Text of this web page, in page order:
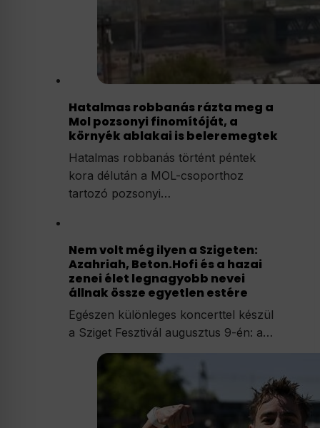
Hatalmas robbanás rázta meg a
Mol pozsonyi finomítóját, a
környék ablakai is beleremegtek
Hatalmas robbanás történt péntek
kora délután a MOL-csoporthoz
tartozó pozsonyi…
Nem volt még ilyen a Szigeten:
Azahriah, Beton.Hofi és a hazai
zenei élet legnagyobb nevei
állnak össze egyetlen estére
Egészen különleges koncerttel készül
a Sziget Fesztivál augusztus 9-én: a…